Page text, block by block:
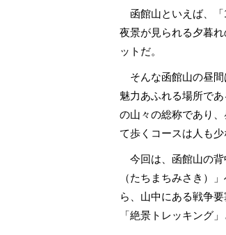
函館山といえば、「
夜景が見られる夕暮
ットだ。
そんな函館山の昼間
魅力あふれる場所で
の山々の総称であり
て歩くコースは人も少
今回は、函館山の背
（たちまちみさき）
ら、山中にある戦争
「絶景トレッキング